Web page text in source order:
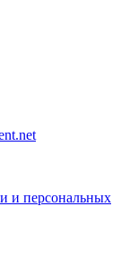
и персональных